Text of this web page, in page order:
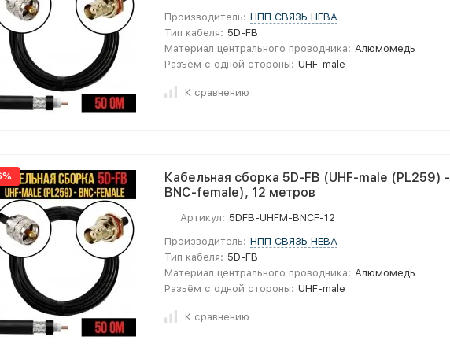
Производитель: НПП СВЯЗЬ НЕВА
Тип кабеля: 5D-FB
Материал центрального проводника: Алюмомедь
Разъём с одной стороны: UHF-male
К сравнению
Кабельная сборка 5D-FB (UHF-male (PL259) -
BNC-female), 12 метров
Артикул: 5DFB-UHFM-BNCF-12
Производитель: НПП СВЯЗЬ НЕВА
Тип кабеля: 5D-FB
Материал центрального проводника: Алюмомедь
Разъём с одной стороны: UHF-male
К сравнению